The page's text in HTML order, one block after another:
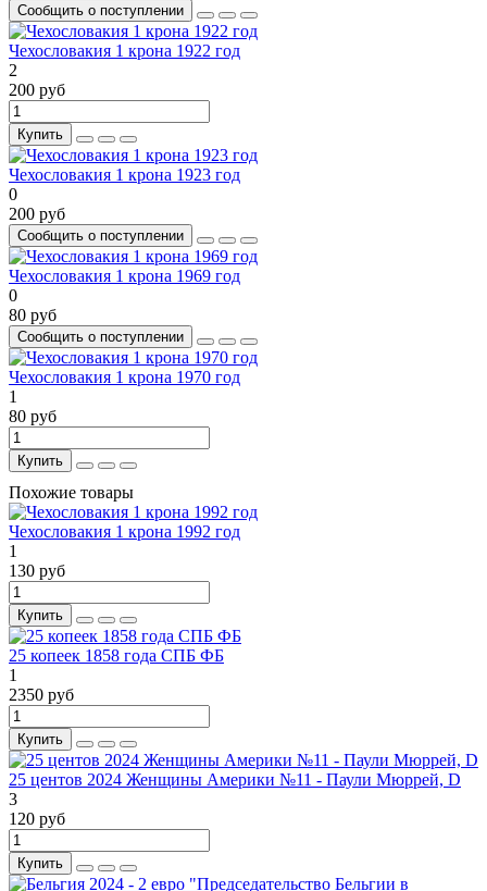
Сообщить о поступлении
Чехословакия 1 крона 1922 год
2
200 руб
Купить
Чехословакия 1 крона 1923 год
0
200 руб
Сообщить о поступлении
Чехословакия 1 крона 1969 год
0
80 руб
Сообщить о поступлении
Чехословакия 1 крона 1970 год
1
80 руб
Купить
Похожие товары
Чехословакия 1 крона 1992 год
1
130 руб
Купить
25 копеек 1858 года СПБ ФБ
1
2350 руб
Купить
25 центов 2024 Женщины Америки №11 - Паули Мюррей, D
3
120 руб
Купить